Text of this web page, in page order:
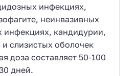
инфекциях,
неинвазивных
инфекциях, кандидурии,
слизистых оболочек
доза составляет 50-100
дней.